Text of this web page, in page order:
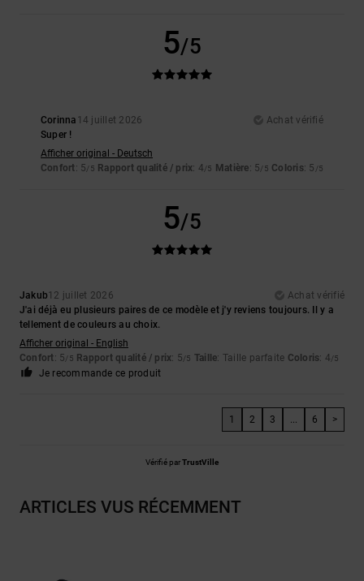
5/5
Corinna 14 juillet 2026
Achat vérifié
Super !
Afficher original - Deutsch
Confort: 5/5 Rapport qualité / prix: 4/5 Matière: 5/5 Coloris: 5 /5
5/5
Jakub12 juillet 2026
Achat vérifié
J'ai déjà eu plusieurs paires de ce modèle et j'y reviens toujours. Il y a
tellement de couleurs au choix.
Afficher original - English
Confort: 5/5 Rapport qualité / prix: 5/5 Taille: Taille parfaite Coloris: 4/5
Je recommande ce produit
1 2 3 6 >
Vérifié parTrustVille
ARTICLES VUS RÉCEMMENT